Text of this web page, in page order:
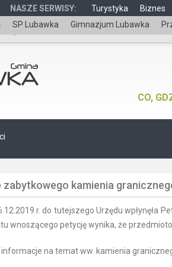
NASZE SERWISY: Turystyka Biznes
SP Lubawka Gimnazjum Lubawka
CO,
zabytkowego kamienia
r. do tutejszego Urzędu wpłynęła
wnoszącego petycję wynika, że
na temat ww. kamienia